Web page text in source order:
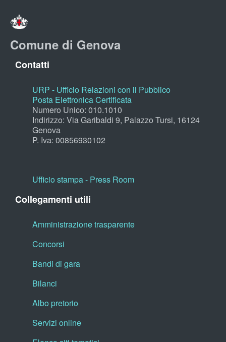
Comune di Genova
Contatti
URP - Ufficio Relazioni con il Pubblico
Posta Elettronica Certificata
Numero Unico: 010.1010
Indirizzo: Via Garibaldi 9, Palazzo Tursi, 16124
Genova
P. Iva: 00856930102
Ufficio stampa - Press Room
Collegamenti utili
Amministrazione trasparente
Concorsi
Bandi di gara
Bilanci
Albo pretorio
Servizi online